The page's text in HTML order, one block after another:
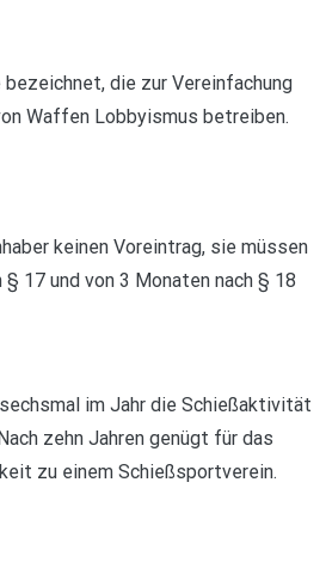
die zur Vereinfachung
Waffen Lobbyismus betreiben.
keinen Voreintrag, sie müssen
17 und von 3 Monaten nach § 18
im Jahr die Schießaktivität
zehn Jahren genügt für das
zu einem Schießsportverein.